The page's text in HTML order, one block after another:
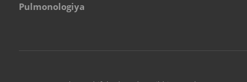
Pulmonologiya